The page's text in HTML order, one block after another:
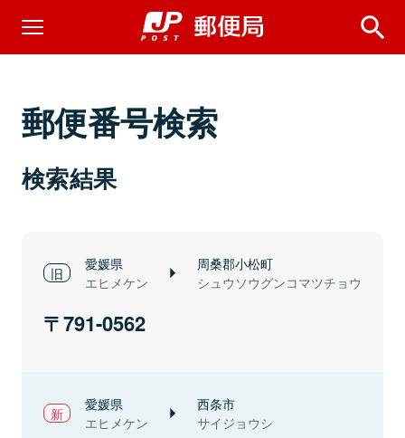
郵便番号検索
検索結果
愛媛県
エヒメケン
周桑郡小松町
シュウソウグンコマツチョウ
791-0562
愛媛県
エヒメケン
西条市
サイジョウシ